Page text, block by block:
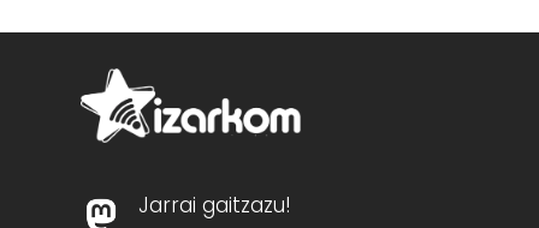
Jarrai gaitzazu!